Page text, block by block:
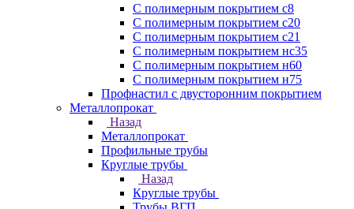
С полимерным покрытием с8
С полимерным покрытием с20
С полимерным покрытием с21
С полимерным покрытием нс35
С полимерным покрытием н60
С полимерным покрытием н75
Профнастил с двусторонним покрытием
Металлопрокат
Назад
Металлопрокат
Профильные трубы
Круглые трубы
Назад
Круглые трубы